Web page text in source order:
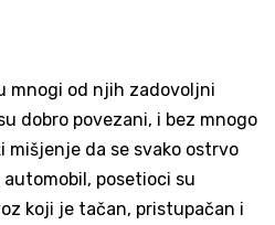
mnogi od njih zadovoljni
dobro povezani, i bez mnogo
mišjenje da se svako ostrvo
posetioci su
koji je tačan, pristupačan i